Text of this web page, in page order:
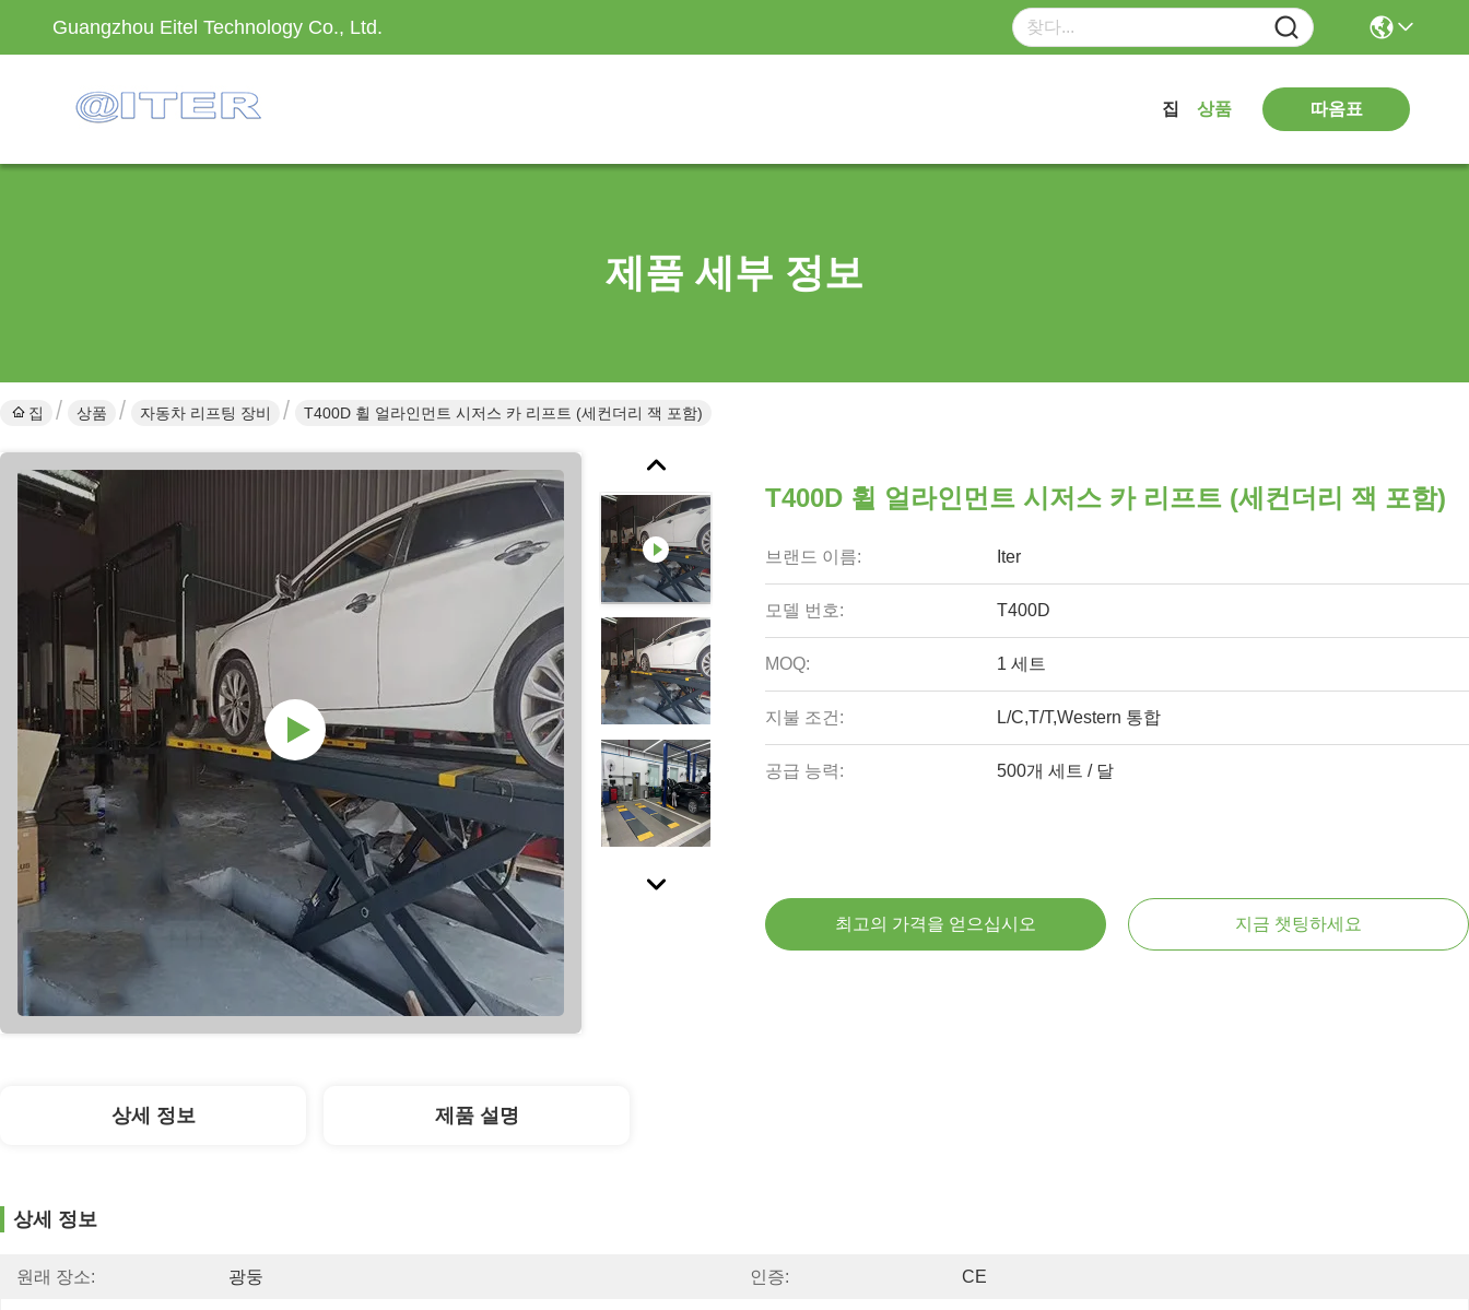
Guangzhou Eitel Technology Co., Ltd.
집 상품 따옴표
제품 세부 정보
집 상품 자동차 리프팅 장비 T400D 휠 얼라인먼트 시저스 카 리프트 (세컨더리 잭 포함)
T400D 휠 얼라인먼트 시저스 카 리프트 (세컨더리 잭 포함)
브랜드 이름: Iter
모델 번호: T400D
MOQ: 1 세트
지불 조건: L/C,T/T,Western 통합
공급 능력: 500개 세트 / 달
최고의 가격을 얻으십시오 지금 챗팅하세요
상세 정보 제품 설명
상세 정보
원래 장소: 광둥 인증: CE